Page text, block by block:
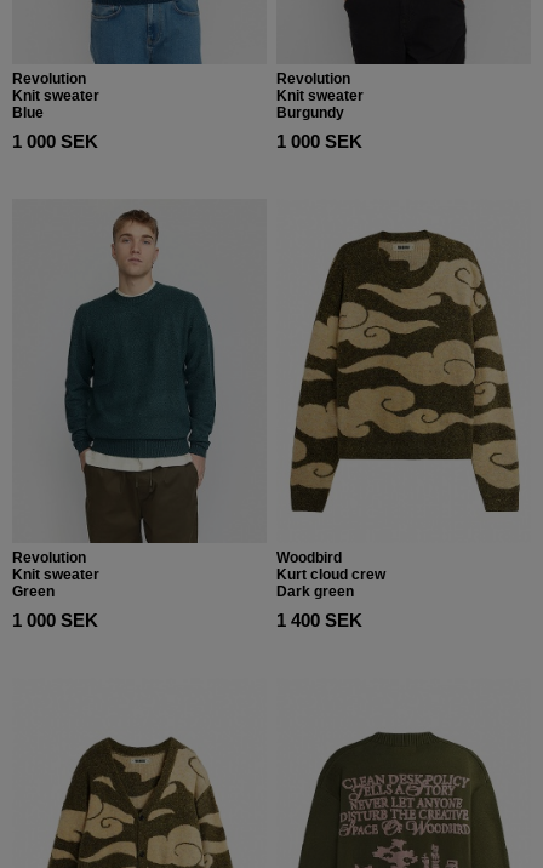
Revolution
Knit sweater
Blue
1 000 SEK
Revolution
Knit sweater
Burgundy
1 000 SEK
Revolution
Knit sweater
Green
1 000 SEK
Woodbird
Kurt cloud crew
Dark green
1 400 SEK